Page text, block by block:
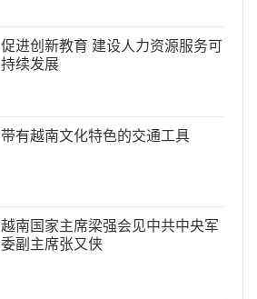
促进创新教育 建设人力资源服务可
持续发展
带有越南文化特色的交通工具
越南国家主席梁强会见中共中央军
委副主席张又侠